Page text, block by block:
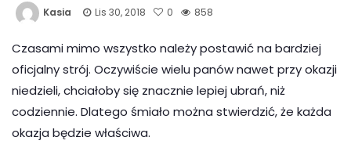
Kasia Lis 30, 2018 0 858
Czasami mimo wszystko należy postawić na bardziej
oficjalny strój. Oczywiście wielu panów nawet przy okazji
niedzieli, chciałoby się znacznie lepiej ubrań, niż
codziennie. Dlatego śmiało można stwierdzić, że każda
okazja będzie właściwa.